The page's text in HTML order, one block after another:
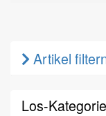
Artikel
Los-